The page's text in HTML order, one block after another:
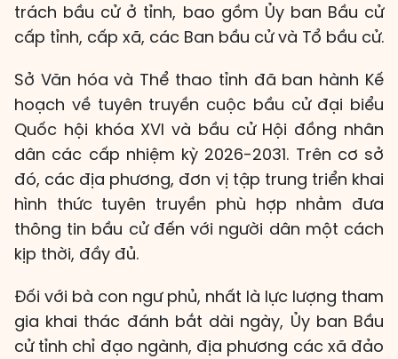
trách bầu cử ở tỉnh, bao gồm Ủy ban Bầu cử
cấp tỉnh, cấp xã, các Ban bầu cử và Tổ bầu cử.
Sở Văn hóa và Thể thao tỉnh đã ban hành Kế
hoạch về tuyên truyền cuộc bầu cử đại biểu
Quốc hội khóa XVI và bầu cử Hội đồng nhân
dân các cấp nhiệm kỳ 2026-2031. Trên cơ sở
đó, các địa phương, đơn vị tập trung triển khai
hình thức tuyên truyền phù hợp nhằm đưa
thông tin bầu cử đến với người dân một cách
kịp thời, đầy đủ.
Đối với bà con ngư phủ, nhất là lực lượng tham
gia khai thác đánh bắt dài ngày, Ủy ban Bầu
cử tỉnh chỉ đạo ngành, địa phương các xã đảo